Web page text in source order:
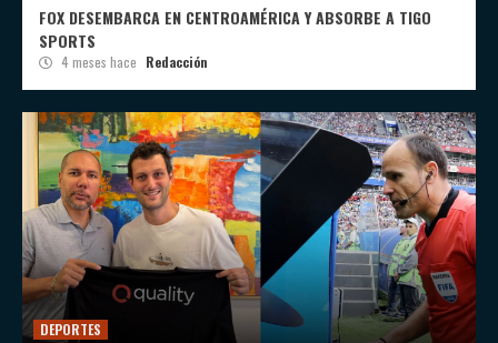
FOX DESEMBARCA EN CENTROAMÉRICA Y ABSORBE A TIGO
SPORTS
4 meses hace Redacción
DEPORTES